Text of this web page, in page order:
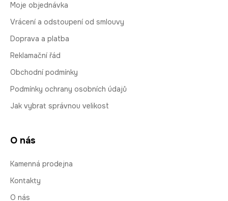
Moje objednávka
Vrácení a odstoupení od smlouvy
Doprava a platba
Reklamační řád
Obchodní podmínky
Podmínky ochrany osobních údajů
Jak vybrat správnou velikost
O nás
Kamenná prodejna
Kontakty
O nás